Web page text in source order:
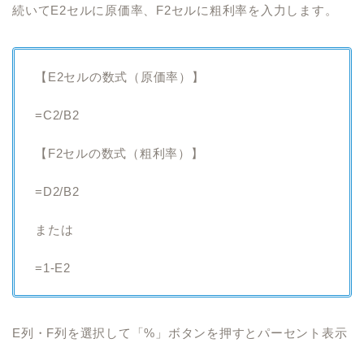
続いてE2セルに原価率、F2セルに粗利率を入力します。
【E2セルの数式（原価率）】
=C2/B2
【F2セルの数式（粗利率）】
=D2/B2
または
=1-E2
E列・F列を選択して「%」ボタンを押すとパーセント表示